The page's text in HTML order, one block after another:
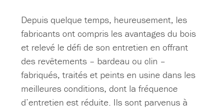
Depuis quelque temps, heureusement, les
fabricants ont compris les avantages du bois
et relevé le défi de son entretien en offrant
des revêtements – bardeau ou clin –
fabriqués, traités et peints en usine dans les
meilleures conditions, dont la fréquence
d’entretien est réduite. Ils sont parvenus à